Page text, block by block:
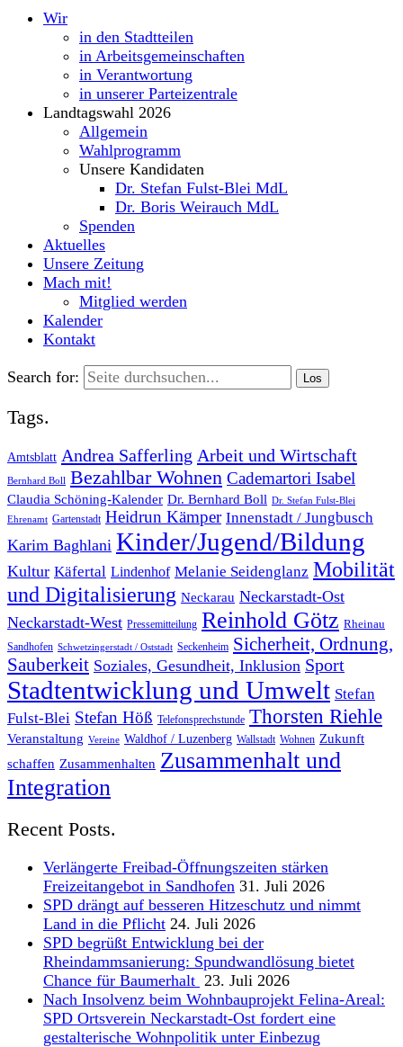
Wir
in den Stadtteilen
in Arbeitsgemeinschaften
in Verantwortung
in unserer Parteizentrale
Landtagswahl 2026
Allgemein
Wahlprogramm
Unsere Kandidaten
Dr. Stefan Fulst-Blei MdL
Dr. Boris Weirauch MdL
Spenden
Aktuelles
Unsere Zeitung
Mach mit!
Mitglied werden
Kalender
Kontakt
Search for:
Tags.
Amtsblatt Andrea Safferling Arbeit und Wirtschaft
Bernhard Boll Bezahlbar Wohnen Cademartori Isabel
Claudia Schöning-Kalender Dr. Bernhard Boll Dr. Stefan Fulst-Blei
Ehrenamt Gartenstadt Heidrun Kämper Innenstadt / Jungbusch
Karim Baghlani Kinder/Jugend/Bildung
Kultur Käfertal Lindenhof Melanie Seidenglanz Mobilität
und Digitalisierung Neckarau Neckarstadt-Ost
Neckarstadt-West Pressemitteilung Reinhold Götz Rheinau
Sandhofen Schwetzingerstadt / Oststadt Seckenheim Sicherheit, Ordnung,
Sauberkeit Soziales, Gesundheit, Inklusion Sport
Stadtentwicklung und Umwelt Stefan
Fulst-Blei Stefan Höß Telefonsprechstunde Thorsten Riehle
Veranstaltung Vereine Waldhof / Luzenberg Wallstadt Wohnen Zukunft
schaffen Zusammenhalten Zusammenhalt und
Integration
Recent Posts.
Verlängerte Freibad-Öffnungszeiten stärken
Freizeitangebot in Sandhofen 31. Juli 2026
SPD drängt auf besseren Hitzeschutz und nimmt
Land in die Pflicht 24. Juli 2026
SPD begrüßt Entwicklung bei der
Rheindammsanierung: Spundwandlösung bietet
Chance für Baumerhalt 23. Juli 2026
Nach Insolvenz beim Wohnbauprojekt Felina-Areal:
SPD Ortsverein Neckarstadt-Ost fordert eine
gestalterische Wohnpolitik unter Einbezug